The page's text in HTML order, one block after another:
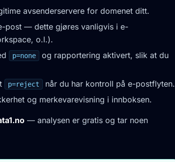
avsenderservere for domenet ditt.
post — dette gjøres vanligvis i e-
o.l.).
p=none
og rapportering aktivert, slik at du
p=reject
når du har kontroll på e-postflyten.
og merkevarevisning i innboksen.
— analysen er gratis og tar noen